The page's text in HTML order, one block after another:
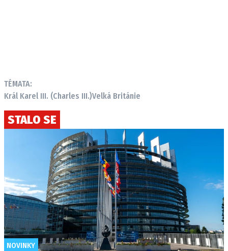
TÉMATA:
Král Karel III. (Charles III.)Velká Británie
STALO SE
NOVINKY